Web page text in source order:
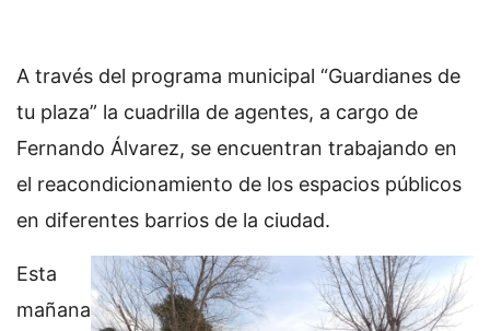
A través del programa municipal “Guardianes de
tu plaza” la cuadrilla de agentes, a cargo de
Fernando Álvarez, se encuentran trabajando en
el reacondicionamiento de los espacios públicos
en diferentes barrios de la ciudad.
Esta
mañana